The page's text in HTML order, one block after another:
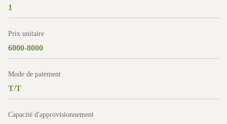
1
Prix unitaire
6000-8000
Mode de paiement
T/T
Capacité d'approvisionnement